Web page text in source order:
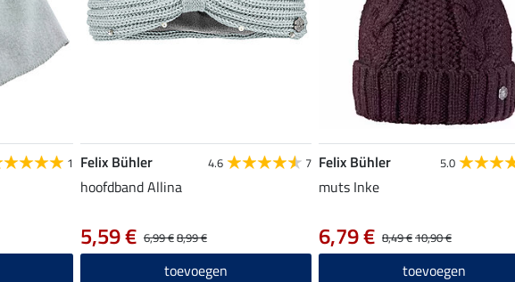
1 Felix Bühler 4.6 7
hoofdband Allina
6,99 €8,99 €
5,59 €
toevoegen
Felix Bühler 5.0
muts Inke
8,49 €10,90 €
6,79 €
toevoegen